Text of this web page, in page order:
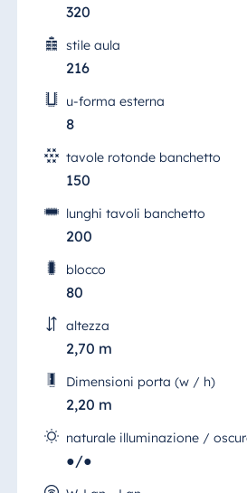
320
stile aula
216
u-forma esterna
8
tavole rotonde banchetto
150
lunghi tavoli banchetto
200
blocco
80
altezza
2,70 m
Dimensioni porta (w / h)
2,20 m
naturale illuminazione /
●/●
Sala 4a+b, Maiorca